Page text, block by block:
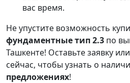
вас время.
Не упустите возможность
фундаментные тип 2.3 по
Ташкенте! Оставьте заявку
сейчас, чтобы узнать о
предложениях!